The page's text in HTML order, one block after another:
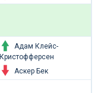
Адам Клейс-
Кристофферсен
Аскер Бек